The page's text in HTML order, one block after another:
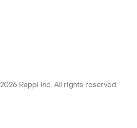
2026 Rappi Inc. All rights reserved.